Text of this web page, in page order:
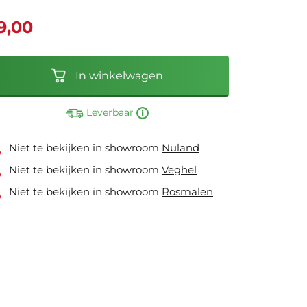
In winkelwagen
Leverbaar
Niet te bekijken in showroom Nuland
Niet te bekijken in showroom Veghel
Niet te bekijken in showroom Rosmalen